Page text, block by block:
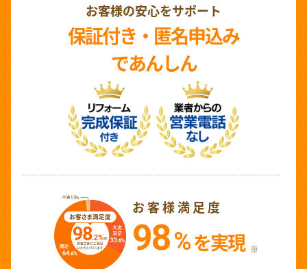
お客様の安心をサポート
保証付き・匿名申込み
であんしん
お客様満足度
98%を実現 ※